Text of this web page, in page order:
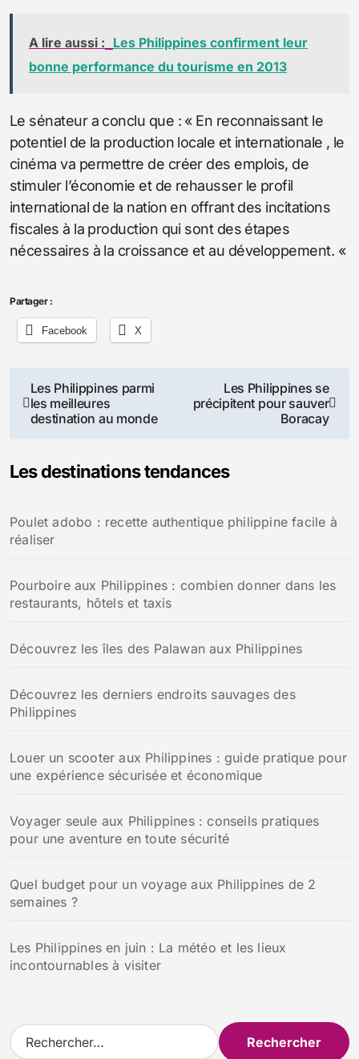
A lire aussi : Les Philippines confirment leur
bonne performance du tourisme en 2013
Le sénateur a conclu que : « En reconnaissant le
potentiel de la production locale et internationale , le
cinéma va permettre de créer des emplois, de
stimuler l’économie et de rehausser le profil
international de la nation en offrant des incitations
fiscales à la production qui sont des étapes
nécessaires à la croissance et au développement. «
Partager :
Facebook X
Navigation
de
Les Philippines parmi
les meilleures
destination au monde
Les Philippines se
précipitent pour sauver
Boracay
Les destinations tendances
Poulet adobo : recette authentique philippine facile à
réaliser
Pourboire aux Philippines : combien donner dans les
restaurants, hôtels et taxis
Découvrez les îles des Palawan aux Philippines
Découvrez les derniers endroits sauvages des
Philippines
Louer un scooter aux Philippines : guide pratique pour
une expérience sécurisée et économique
Voyager seule aux Philippines : conseils pratiques
pour une aventure en toute sécurité
Quel budget pour un voyage aux Philippines de 2
semaines ?
Les Philippines en juin : La météo et les lieux
incontournables à visiter
R
e